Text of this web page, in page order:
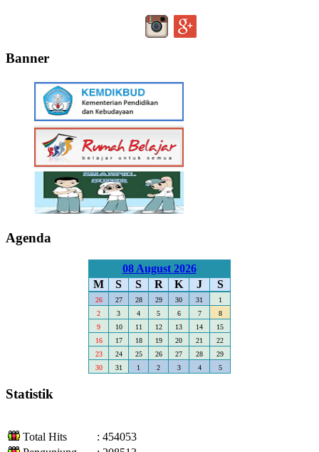
Banner
Agenda
08 August 2026
M
S S R K J S
26 27 28 29 30 31
1
2
3 4 5 6 7
8
9
10 11 12 13 14
15
16
17 18 19 20 21
22
23
24 25 26 27 28
29
30
31 1 2 3 4 5
Statistik
Total Hits
: 454053